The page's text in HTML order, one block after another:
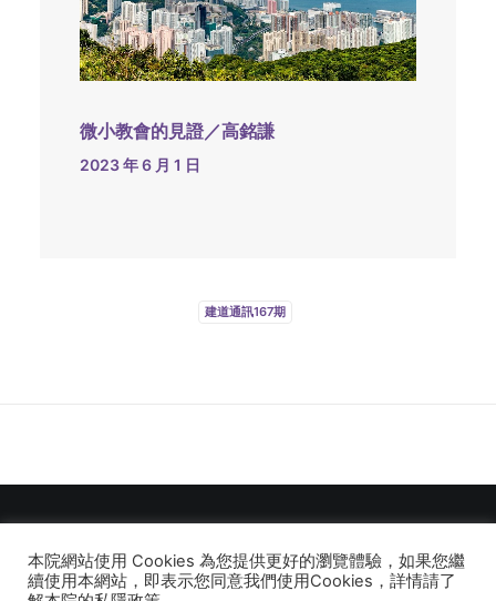
微小教會的見證／高銘謙
2023 年 6 月 1 日
建道通訊167期
© 2026 建道神學院Alliance Bible Seminary. All rights reserved
本院網站使用 Cookies 為您提供更好的瀏覽體驗，如果您繼
續使用本網站，即表示您同意我們使用Cookies，詳情請了